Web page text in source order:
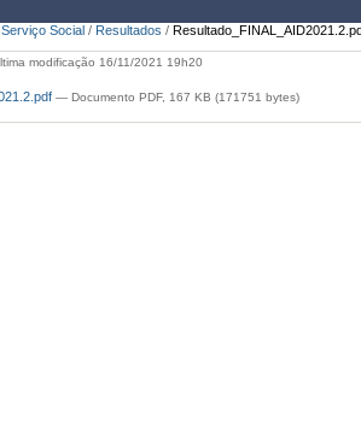
Serviço Social / Resultados /
modificação 16/11/2021 19h20
— Documento PDF, 167 KB (171751 bytes)